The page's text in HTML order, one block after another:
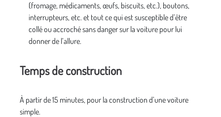
(fromage, médicaments, œufs, biscuits, etc.), boutons,
interrupteurs, etc. et tout ce qui est susceptible d’être
collé ou accroché sans danger sur la voiture pour lui
donner de l’allure.
Temps de construction
À partir de 15 minutes, pour la construction d’une voiture
simple.